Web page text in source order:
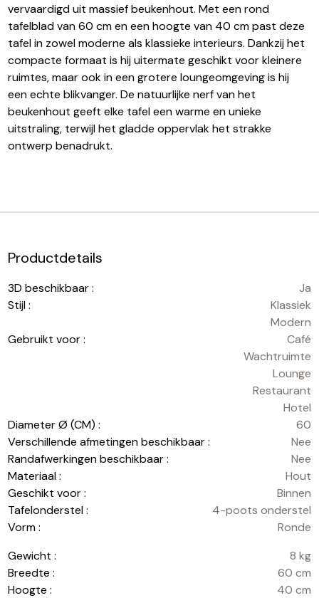
vervaardigd uit massief beukenhout. Met een rond
tafelblad van 60 cm en een hoogte van 40 cm past deze
tafel in zowel moderne als klassieke interieurs. Dankzij het
compacte formaat is hij uitermate geschikt voor kleinere
ruimtes, maar ook in een grotere loungeomgeving is hij
een echte blikvanger. De natuurlijke nerf van het
beukenhout geeft elke tafel een warme en unieke
uitstraling, terwijl het gladde oppervlak het strakke
ontwerp benadrukt.
Productdetails
3D beschikbaar :
Ja
Stijl :
Klassiek
Modern
Gebruikt voor :
Café
Wachtruimte
Lounge
Restaurant
Hotel
Diameter Ø (CM) :
60
Verschillende afmetingen beschikbaar :
Nee
Randafwerkingen beschikbaar :
Nee
Materiaal :
Hout
Geschikt voor :
Binnen
Tafelonderstel :
4-poots onderstel
Vorm :
Ronde
Gewicht :
8 kg
Breedte :
60 cm
Hoogte :
40 cm